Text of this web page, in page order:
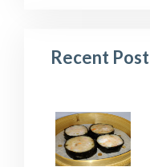
Recent Post